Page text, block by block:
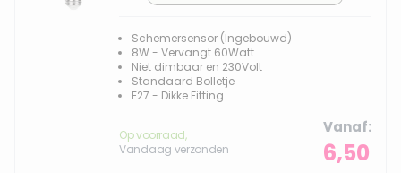
Schemersensor (Ingebouwd)
8W - Vervangt 60Watt
Niet dimbaar en 230Volt
Standaard Bolletje
E27 - Dikke Fitting
Op voorraad,
Vandaag verzonden
Vanaf
6,50